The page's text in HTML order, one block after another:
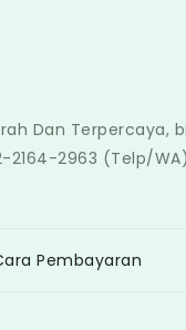
Dan Terpercaya,
2164-2963 (Telp/
Pembayaran